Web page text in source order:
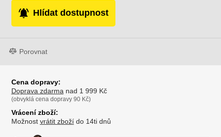
Hlídat dostupnost
Porovnat
Cena dopravy:
Doprava zdarma nad 1 999 Kč
(obvyklá cena dopravy 90 Kč)
Vrácení zboží:
Možnost vrátit zbožído 14ti dnů